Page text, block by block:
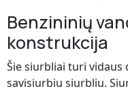
Benzininių
konstrukcija
Šie siurbliai turi
savisiurbiu siurbliu.